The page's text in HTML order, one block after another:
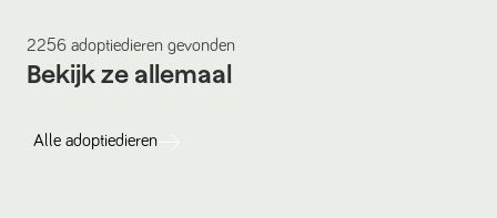
2256 adoptiedieren gevonden
Bekijk ze allemaal
Alle adoptiedieren